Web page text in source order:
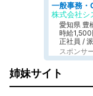
株式会社シ
愛知県 豊
時給1,500
正社員 /
スポンサ
姉妹サイト